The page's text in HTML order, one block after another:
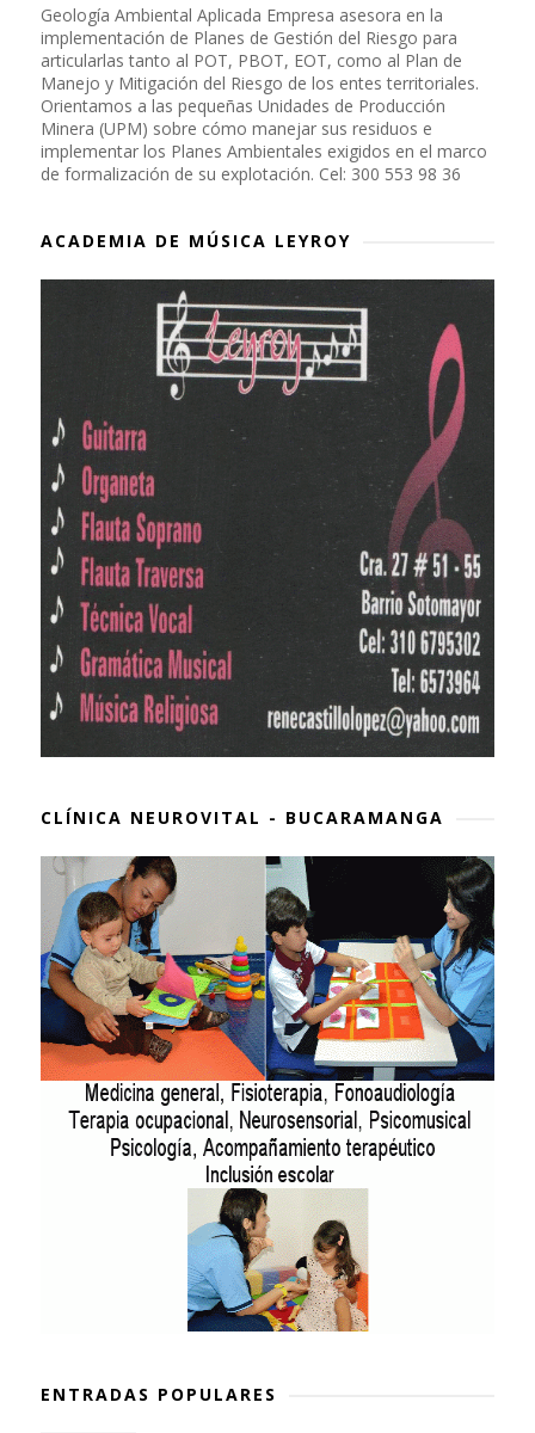
Geología Ambiental Aplicada Empresa asesora en la
implementación de Planes de Gestión del Riesgo para
articularlas tanto al POT, PBOT, EOT, como al Plan de
Manejo y Mitigación del Riesgo de los entes territoriales.
Orientamos a las pequeñas Unidades de Producción
Minera (UPM) sobre cómo manejar sus residuos e
implementar los Planes Ambientales exigidos en el marco
de formalización de su explotación. Cel: 300 553 98 36
ACADEMIA DE MÚSICA LEYROY
CLÍNICA NEUROVITAL - BUCARAMANGA
ENTRADAS POPULARES